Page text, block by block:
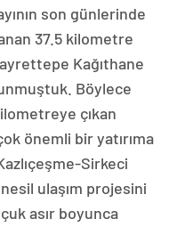
son günlerinde
37.5 kilometre
Kağıthane
Böylece
çıkan
önemli bir yatırıma
Sirkeci
ulaşım projesini
asır boyunca